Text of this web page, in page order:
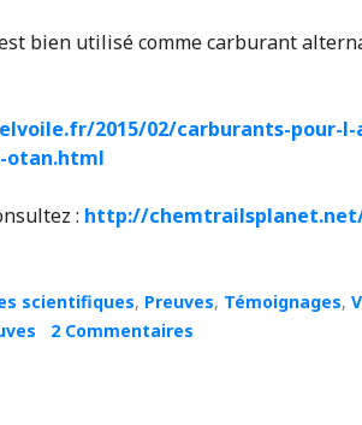
bien utilisé comme carburant
2015/02/carburants-pour-
otan.html
: http://
scientifiques, Preuves, Témoignages,
2 Commentaires